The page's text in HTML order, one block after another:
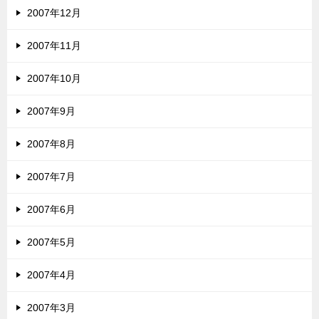
2007年12月
2007年11月
2007年10月
2007年9月
2007年8月
2007年7月
2007年6月
2007年5月
2007年4月
2007年3月